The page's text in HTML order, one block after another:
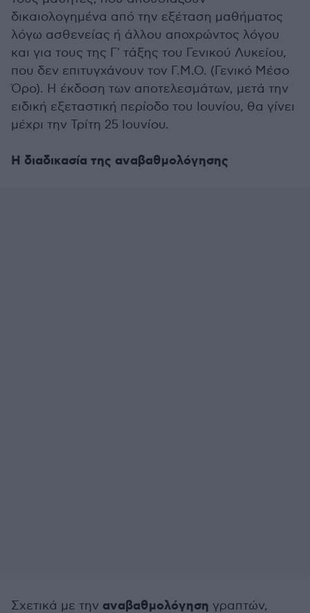
δικαιολογημένα από την εξέταση μαθήματος
λόγω ασθενείας ή άλλου αποχρώντος λόγου
και για τους της Γ' τάξης του Γενικού Λυκείου,
που δεν επιτυγχάνουν τον Γ.Μ.Ο. (Γενικό Μέσο
Όρο). Η έκδοση των αποτελεσμάτων, μετά την
ειδική εξεταστική περίοδο του Ιουνίου, θα γίνει
μέχρι την Τρίτη 25 Ιουνίου.
Η διαδικασία της αναβαθμολόγησης
Σχετικά με την αναβαθμολόγηση γραπτών,